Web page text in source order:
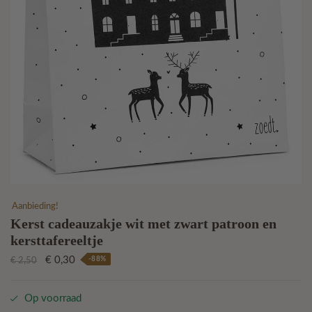
Aanbieding!
Kerst cadeauzakje wit met zwart patroon en
kersttafereeltje
€2,50
Oorspronkelijke
€ 0,30 Huidige
is:
-88%
Op voorraad